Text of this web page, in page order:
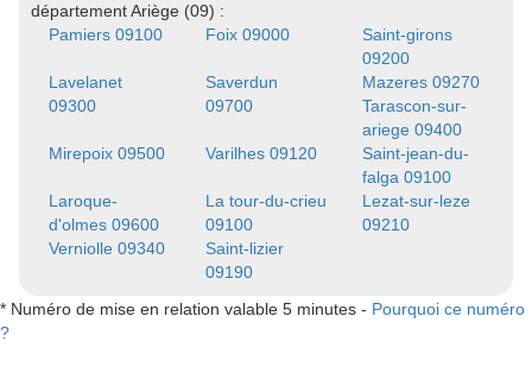
département Ariège (09) :
Pamiers 09100
Foix 09000
Saint-girons
09200
Lavelanet
09300
Saverdun
09700
Mazeres 09270
Tarascon-sur-
ariege 09400
Mirepoix 09500
Varilhes 09120
Saint-jean-du-
falga 09100
Laroque-
d'olmes 09600
La tour-du-crieu
09100
Lezat-sur-leze
09210
Verniolle 09340
Saint-lizier
09190
* Numéro de mise en relation valable 5 minutes - Pourquoi ce numéro
?